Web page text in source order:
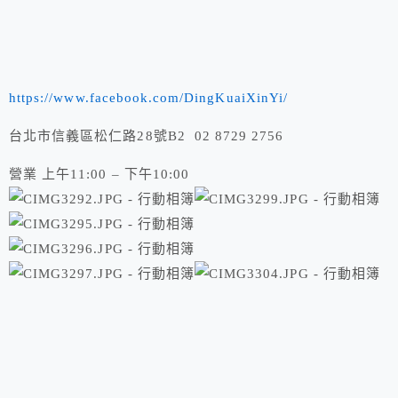
https://www.facebook.com/DingKuaiXinYi/
台北市信義區松仁路28號B2 02 8729 2756
營業 上午11:00 – 下午10:00